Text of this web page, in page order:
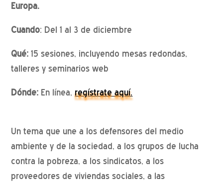
Europa.
Cuando: Del 1 al 3 de diciembre
Qué:15 sesiones, incluyendo mesas redondas,
talleres y seminarios web
Dónde: En línea,regístrate aquí.
Un tema que une a los defensores del medio
ambiente y de la sociedad, a los grupos de lucha
contra la pobreza, a los sindicatos, a los
proveedores de viviendas sociales, a las